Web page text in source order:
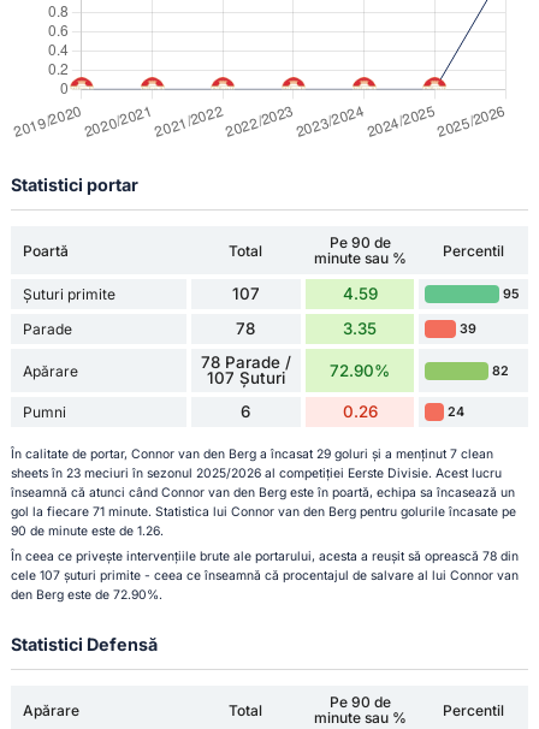
Statistici portar
Poartă Total
Pe 90 de
minute sau %
Percentil
Șuturi primite 107 4.59 95
Parade 78 3.35 39
Apărare
78 Parade /
107 Șuturi
72.90% 82
Pumni 6 0.26 24
În calitate de portar, Connor van den Berg a încasat 29 goluri și a menținut 7 clean
sheets în 23 meciuri în sezonul 2025/2026 al competiției Eerste Divisie. Acest lucru
înseamnă că atunci când Connor van den Berg este în poartă, echipa sa încasează un
gol la fiecare 71 minute. Statistica lui Connor van den Berg pentru golurile încasate pe
90 de minute este de 1.26.
În ceea ce privește intervențiile brute ale portarului, acesta a reușit să oprească 78 din
cele 107 șuturi primite - ceea ce înseamnă că procentajul de salvare al lui Connor van
den Berg este de 72.90%.
Statistici Defensă
Apărare Total
Pe 90 de
minute sau %
Percentil